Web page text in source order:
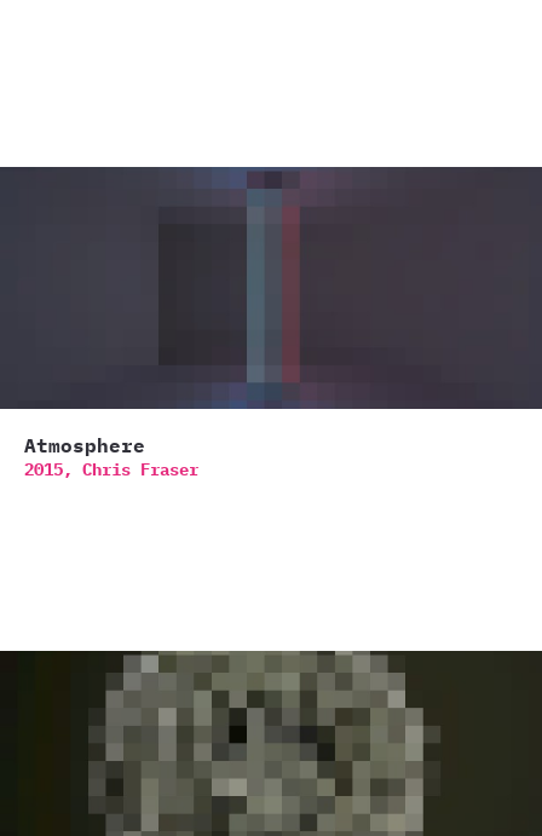
Atmosphere
2015, Chris Fraser